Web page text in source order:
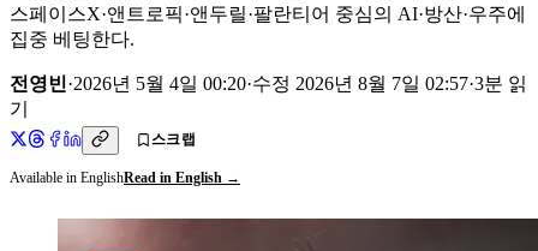
스페이스X·앤트로픽·앤두릴·팔란티어 중심의 AI·방산·우주에
집중 베팅한다.
전영빈·2026년 5월 4일 00:20·수정 2026년 8월 7일 02:57·3분 읽
기
스크랩
Available in EnglishRead in English →